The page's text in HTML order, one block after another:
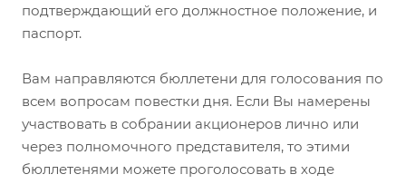
подтверждающий его должностное положение, и
паспорт.
Вам направляются бюллетени для голосования по
всем вопросам повестки дня. Если Вы намерены
участвовать в собрании акционеров лично или
через полномочного представителя, то этими
бюллетенями можете проголосовать в ходе